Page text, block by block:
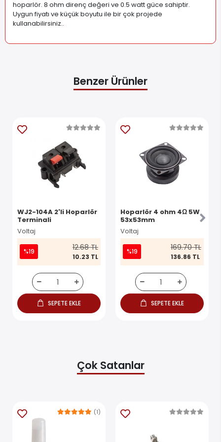
hoparlör. 8 ohm direnç değeri ve 0.5 watt güce sahiptir.
Uygun fiyatı ve küçük boyutu ile bir çok projede
kullanabilirsiniz..
Benzer Ürünler
WJ2-104A 2'li Hoparlör
Terminali
Voltaj
%19 12.68 TL
10.23 TL
SEPETE EKLE
Hoparlör 4 ohm 4Ω 5W
53x53mm
Voltaj
%19 169.70 TL
136.86 TL
SEPETE EKLE
Çok Satanlar
(1)